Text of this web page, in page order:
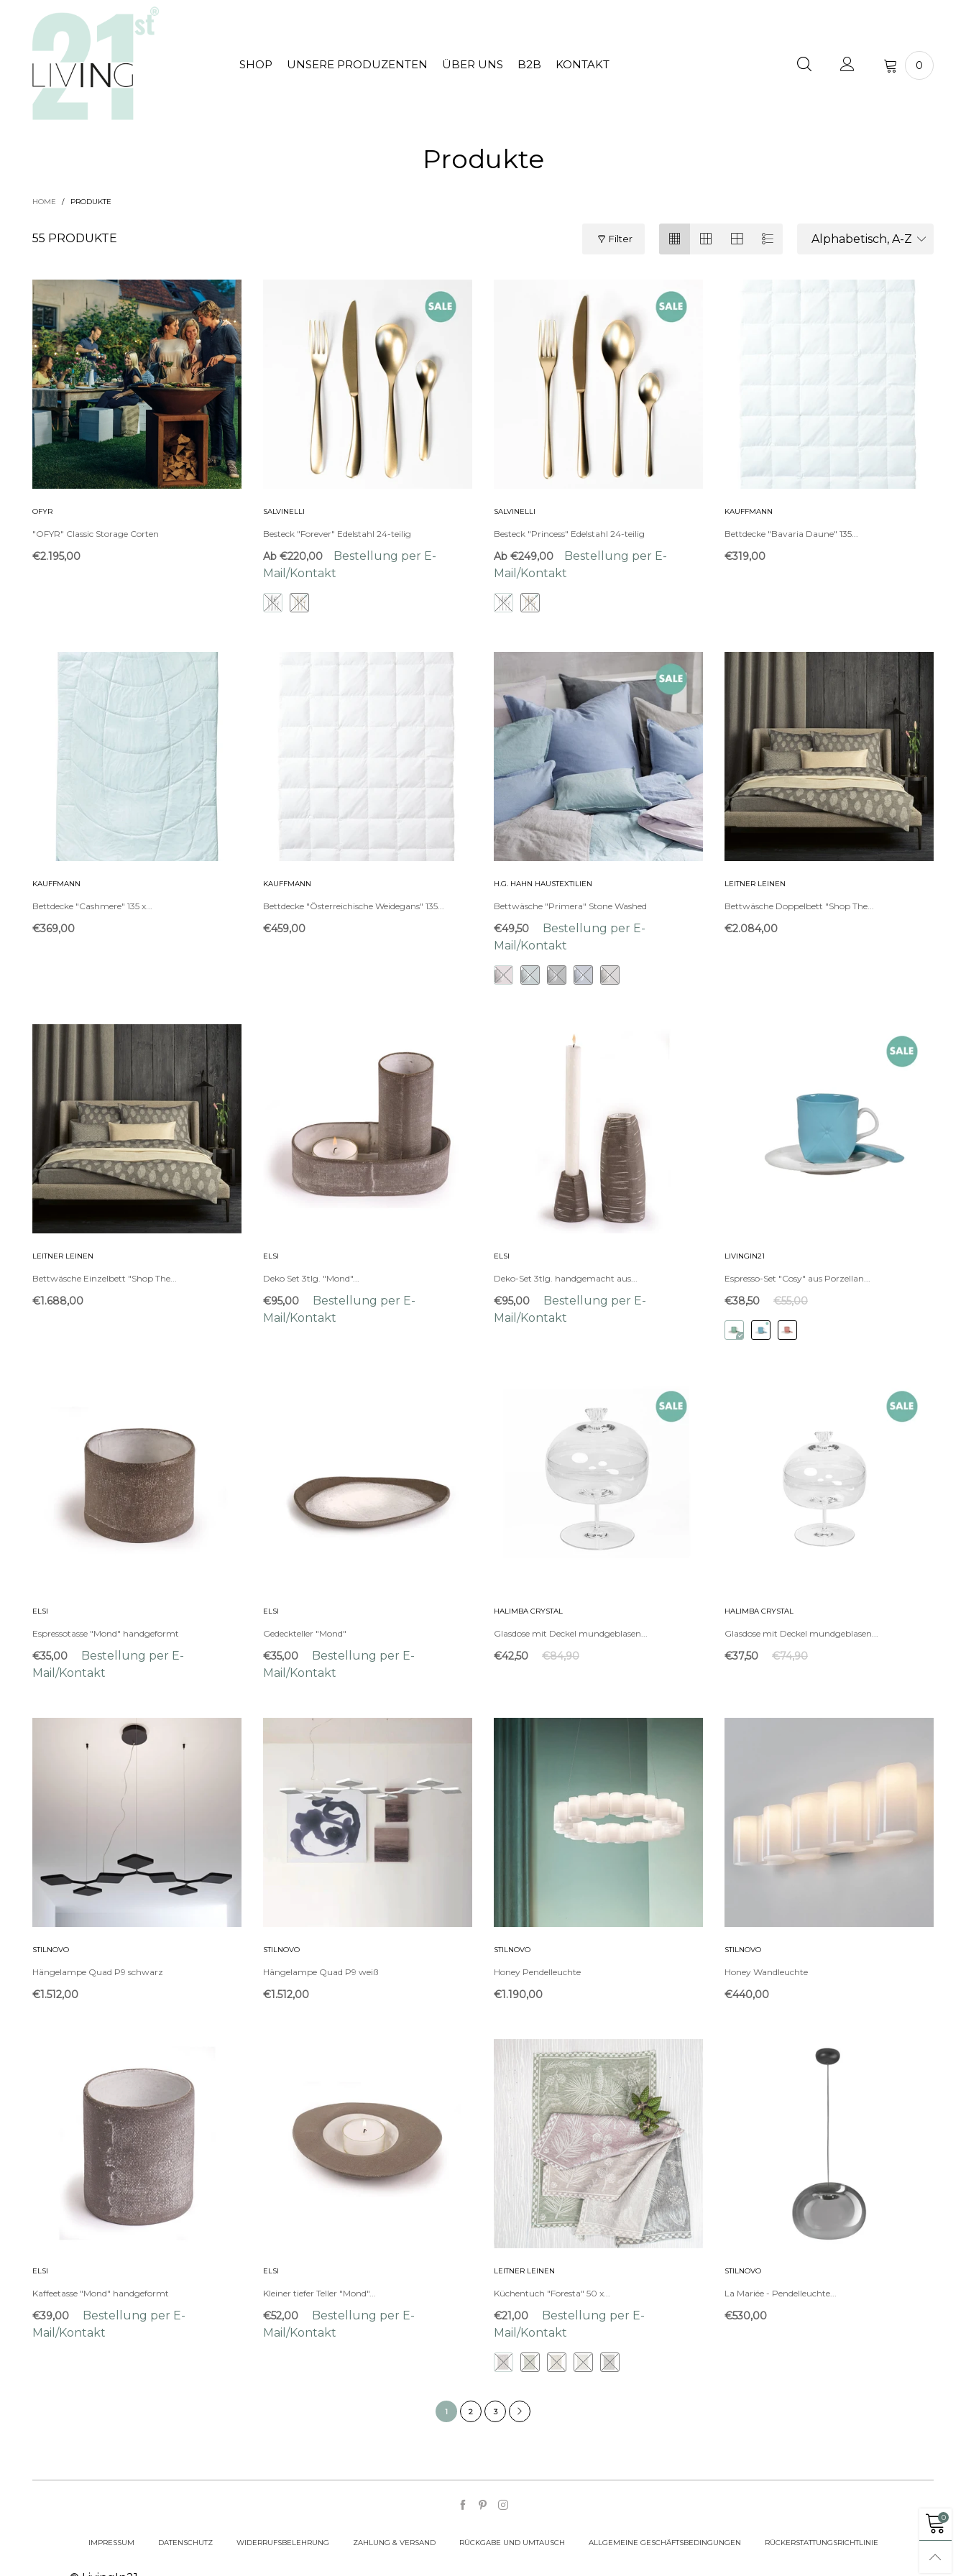
SHOP UNSERE PRODUZENTEN ÜBER UNS B2B KONTAKT 0
Produkte
HOME / PRODUKTE
55 PRODUKTE Filter Alphabetisch, A-Z
OFYR
"OFYR" Classic Storage Corten
€2.195,00
SALVINELLI
Besteck "Forever" Edelstahl 24-teilig
Ab €220,00
Bestellung per E-
Mail/Kontakt
SALVINELLI
Besteck "Princess" Edelstahl 24-teilig
Ab €249,00
Bestellung per E-
Mail/Kontakt
KAUFFMANN
Bettdecke "Bavaria Daune" 135...
€319,00
KAUFFMANN
Bettdecke "Cashmere" 135 x...
€369,00
KAUFFMANN
Bettdecke "Österreichische Weidegans" 135...
€459,00
H.G. HAHN HAUSTEXTILIEN
Bettwäsche "Primera" Stone Washed
€49,50
Bestellung per E-
Mail/Kontakt
LEITNER LEINEN
Bettwäsche Doppelbett "Shop The...
€2.084,00
LEITNER LEINEN
Bettwäsche Einzelbett "Shop The...
€1.688,00
ELSI
Deko Set 3tlg. "Mond"...
€95,00
Bestellung per E-
Mail/Kontakt
ELSI
Deko-Set 3tlg. handgemacht aus...
€95,00
Bestellung per E-
Mail/Kontakt
LIVINGIN21
Espresso-Set "Cosy" aus Porzellan...
€38,50 €55,00
ELSI
Espressotasse "Mond" handgeformt
€35,00
Bestellung per E-
Mail/Kontakt
ELSI
Gedeckteller "Mond"
€35,00
Bestellung per E-
Mail/Kontakt
HALIMBA CRYSTAL
Glasdose mit Deckel mundgeblasen...
€42,50 €84,90
HALIMBA CRYSTAL
Glasdose mit Deckel mundgeblasen...
€37,50 €74,90
STILNOVO
Hängelampe Quad P9 schwarz
€1.512,00
STILNOVO
Hängelampe Quad P9 weiß
€1.512,00
STILNOVO
Honey Pendelleuchte
€1.190,00
STILNOVO
Honey Wandleuchte
€440,00
ELSI
Kaffeetasse "Mond" handgeformt
€39,00
Bestellung per E-
Mail/Kontakt
ELSI
Kleiner tiefer Teller "Mond"...
€52,00
Bestellung per E-
Mail/Kontakt
LEITNER LEINEN
Küchentuch "Foresta" 50 x...
€21,00
Bestellung per E-
Mail/Kontakt
STILNOVO
La Mariée - Pendelleuchte...
€530,00
1 2 3
IMPRESSUM DATENSCHUTZ WIDERRUFSBELEHRUNG ZAHLUNG & VERSAND RÜCKGABE UND UMTAUSCH ALLGEMEINE GESCHÄFTSBEDINGUNGEN RÜCKERSTATTUNGSRICHTLINIE
0